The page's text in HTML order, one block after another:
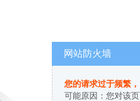
网站防火墙
您的请求过于频繁
可能原因：您对该